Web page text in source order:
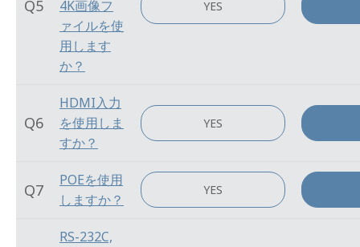
Q5
4K画像フ
ァイルを使
用します
か？
YES
Q6
HDMI入力
を使用しま
すか？
YES
Q7
POEを使用
しますか？
YES
RS-232C,